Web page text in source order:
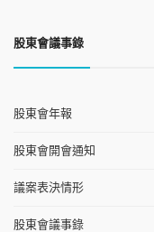
股東會議事錄
股東會年報
股東會開會通知
議案表決情形
股東會議事錄